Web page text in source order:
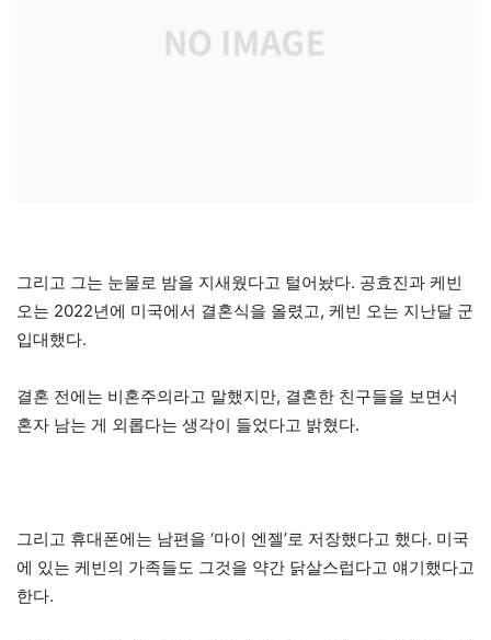
그리고 그는 눈물로 밤을 지새웠다고 털어놨다. 공효진과 케빈
오는 2022년에 미국에서 결혼식을 올렸고, 케빈 오는 지난달 군
입대했다.
결혼 전에는 비혼주의라고 말했지만, 결혼한 친구들을 보면서
혼자 남는 게 외롭다는 생각이 들었다고 밝혔다.
그리고 휴대폰에는 남편을 ‘마이 엔젤’로 저장했다고 했다. 미국
에 있는 케빈의 가족들도 그것을 약간 닭살스럽다고 얘기했다고
한다.